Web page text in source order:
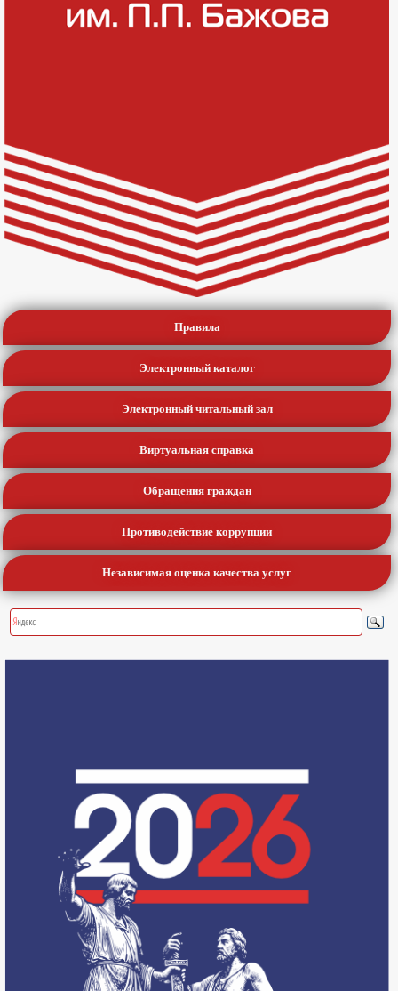
Правила
Электронный каталог
Электронный читальный зал
Виртуальная справка
Обращения граждан
Противодействие коррупции
Независимая оценка качества услуг